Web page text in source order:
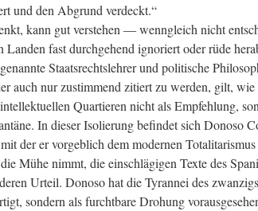
und den Abgrund verdeckt.“
kann gut verstehen ― wenngleich nicht
Landen fast durchgehend ignoriert oder rüde
Staatsrechtslehrer und politische
auch nur zustimmend zitiert zu werden, gilt,
Quartieren nicht als Empfehlung,
In dieser Isolierung befindet sich Donoso
der er vorgeblich dem modernen
Mühe nimmt, die einschlägigen Texte des
Urteil. Donoso hat die Tyrannei des
sondern als furchtbare Drohung